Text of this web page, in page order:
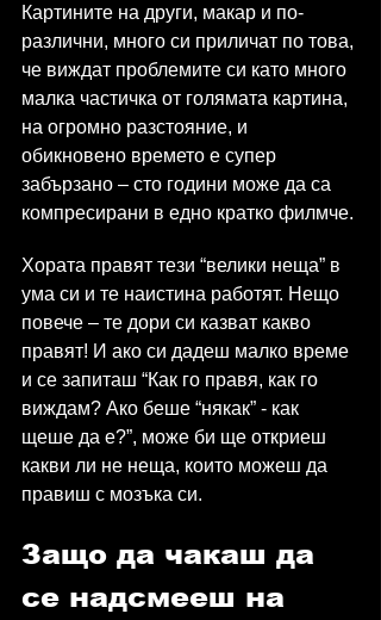
Картините на други, макар и по-
различни, много си приличат по това,
че виждат проблемите си като много
малка частичка от голямата картина,
на огромно разстояние, и
обикновено времето е супер
забързано – сто години може да са
компресирани в едно кратко филмче.
Хората правят тези “велики неща” в
ума си и те наистина работят. Нещо
повече – те дори си казват какво
правят! И ако си дадеш малко време
и се запиташ “Как го правя, как го
виждам? Ако беше “някак” - как
щеше да е?”, може би ще откриеш
какви ли не неща, които можеш да
правиш с мозъка си.
Защо да чакаш да
се надсмееш на